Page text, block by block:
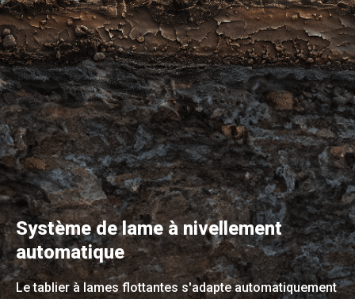
Système de lame à nivellement
automatique
Le tablier à lames flottantes s'adapte automatiquement